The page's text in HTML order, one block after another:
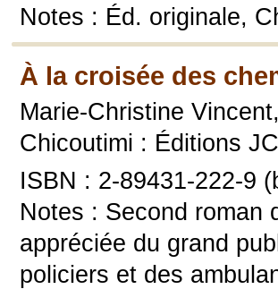
Notes : Éd. originale,
À la croisée des
Marie-Christine
Chicoutimi : Éditions
ISBN : 2-89431-222-9
Notes : Second roman
appréciée du grand
policiers et des